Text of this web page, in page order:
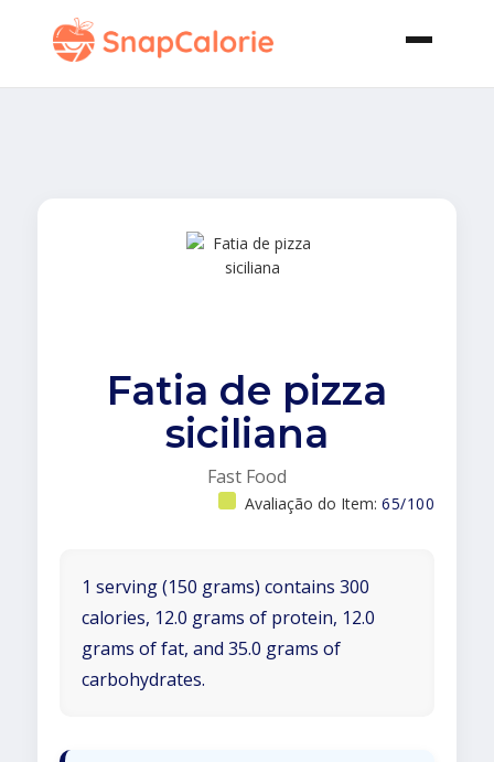
Fatia de pizza
siciliana
Fast Food
Avaliação do Item: 65/100
1 serving (150 grams) contains 300
calories, 12.0 grams of protein, 12.0
grams of fat, and 35.0 grams of
carbohydrates.